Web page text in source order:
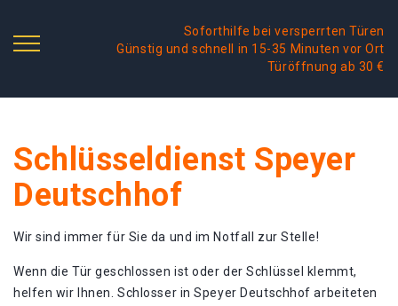
Soforthilfe bei versperrten Türen
Günstig und schnell in 15-35 Minuten vor Ort
Türöffnung ab 30 €
Schlüsseldienst Speyer
Deutschhof
Wir sind immer für Sie da und im Notfall zur Stelle!
Wenn die Tür geschlossen ist oder der Schlüssel klemmt,
helfen wir Ihnen. Schlosser in Speyer Deutschhof arbeiteten